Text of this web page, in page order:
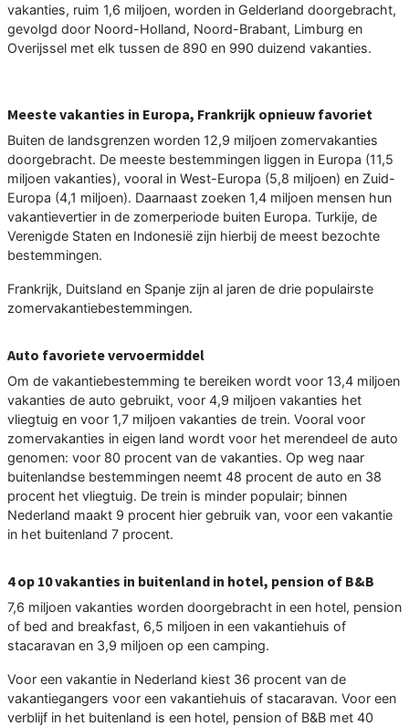
vakanties, ruim 1,6 miljoen, worden in Gelderland doorgebracht,
gevolgd door Noord-Holland, Noord-Brabant, Limburg en
Overijssel met elk tussen de 890 en 990 duizend vakanties.
Meeste vakanties in Europa, Frankrijk opnieuw favoriet
Buiten de landsgrenzen worden 12,9 miljoen zomervakanties
doorgebracht. De meeste bestemmingen liggen in Europa (11,5
miljoen vakanties), vooral in West-Europa (5,8 miljoen) en Zuid-
Europa (4,1 miljoen). Daarnaast zoeken 1,4 miljoen mensen hun
vakantievertier in de zomerperiode buiten Europa. Turkije, de
Verenigde Staten en Indonesië zijn hierbij de meest bezochte
bestemmingen.
Frankrijk, Duitsland en Spanje zijn al jaren de drie populairste
zomervakantiebestemmingen.
Auto favoriete vervoermiddel
Om de vakantiebestemming te bereiken wordt voor 13,4 miljoen
vakanties de auto gebruikt, voor 4,9 miljoen vakanties het
vliegtuig en voor 1,7 miljoen vakanties de trein. Vooral voor
zomervakanties in eigen land wordt voor het merendeel de auto
genomen: voor 80 procent van de vakanties. Op weg naar
buitenlandse bestemmingen neemt 48 procent de auto en 38
procent het vliegtuig. De trein is minder populair; binnen
Nederland maakt 9 procent hier gebruik van, voor een vakantie
in het buitenland 7 procent.
4 op 10 vakanties in buitenland in hotel, pension of B&B
7,6 miljoen vakanties worden doorgebracht in een hotel, pension
of bed and breakfast, 6,5 miljoen in een vakantiehuis of
stacaravan en 3,9 miljoen op een camping.
Voor een vakantie in Nederland kiest 36 procent van de
vakantiegangers voor een vakantiehuis of stacaravan. Voor een
verblijf in het buitenland is een hotel, pension of B&B met 40